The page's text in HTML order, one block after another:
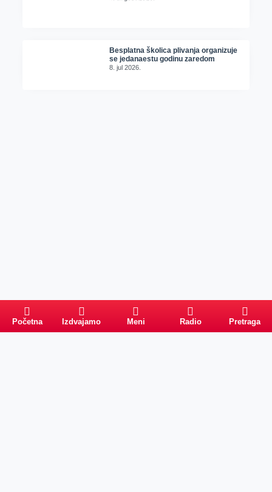
Besplatna školica plivanja organizuje
se jedanaestu godinu zaredom
8. jul 2026.
Početna Izdvajamo Meni Radio Pretraga